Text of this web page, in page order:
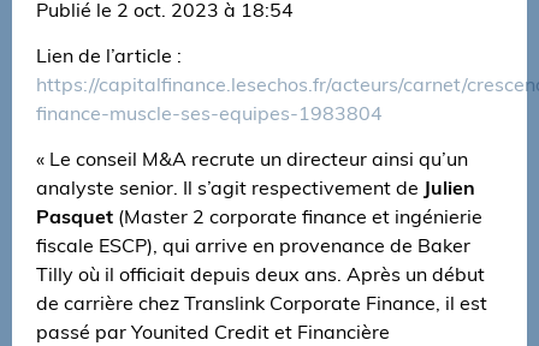
Publié le 2 oct. 2023 à 18:54
Lien de l’article :
https://capitalfinance.lesechos.fr/acteurs/carnet/
finance-muscle-ses-equipes-1983804
« Le conseil M&A recrute un directeur ainsi qu’un
analyste senior. Il s’agit respectivement de Julien
Pasquet (Master 2 corporate finance et ingénierie
fiscale ESCP), qui arrive en provenance de Baker
Tilly où il officiait depuis deux ans. Après un début
de carrière chez Translink Corporate Finance, il est
passé par Younited Credit et Financière